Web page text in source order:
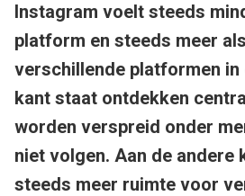
Instagram voelt steeds
platform en steeds meer
verschillende platformen in
kant staat ontdekken
worden verspreid onder
niet volgen. Aan de andere
steeds meer ruimte voor